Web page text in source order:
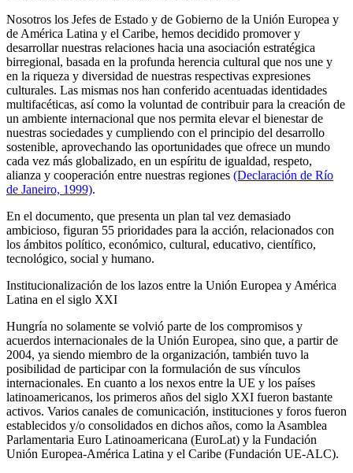
Nosotros los Jefes de Estado y de Gobierno de la Unión Europea y
de América Latina y el Caribe, hemos decidido promover y
desarrollar nuestras relaciones hacia una asociación estratégica
birregional, basada en la profunda herencia cultural que nos une y
en la riqueza y diversidad de nuestras respectivas expresiones
culturales. Las mismas nos han conferido acentuadas identidades
multifacéticas, así como la voluntad de contribuir para la creación de
un ambiente internacional que nos permita elevar el bienestar de
nuestras sociedades y cumpliendo con el principio del desarrollo
sostenible, aprovechando las oportunidades que ofrece un mundo
cada vez más globalizado, en un espíritu de igualdad, respeto,
alianza y cooperación entre nuestras regiones (Declaración de Río
de Janeiro, 1999).
En el documento, que presenta un plan tal vez demasiado
ambicioso, figuran 55 prioridades para la acción, relacionados con
los ámbitos político, económico, cultural, educativo, científico,
tecnológico, social y humano.
Institucionalización de los lazos entre la Unión Europea y América
Latina en el siglo XXI
Hungría no solamente se volvió parte de los compromisos y
acuerdos internacionales de la Unión Europea, sino que, a partir de
2004, ya siendo miembro de la organización, también tuvo la
posibilidad de participar con la formulación de sus vínculos
internacionales. En cuanto a los nexos entre la UE y los países
latinoamericanos, los primeros años del siglo XXI fueron bastante
activos. Varios canales de comunicación, instituciones y foros fueron
establecidos y/o consolidados en dichos años, como la Asamblea
Parlamentaria Euro Latinoamericana (EuroLat) y la Fundación
Unión Europea-América Latina y el Caribe (Fundación UE-ALC).